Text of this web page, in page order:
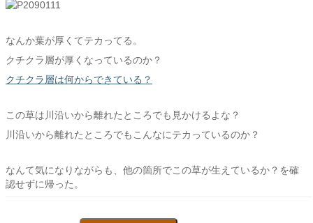
なんか葉が厚くてテカってる。
クチクラ層が厚くなっているのか？
クチクラ層は何からできている？
この草は川沿いから離れたところでも見かけるよな？
川沿いから離れたところでもこんなにテカっているのか？
なんて気になりながらも、他の箇所でこの草が生えているか？を確
認せずに帰った。